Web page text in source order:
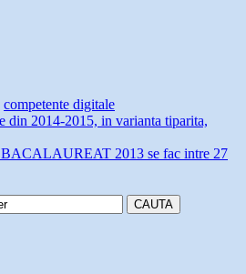
competente digitale
din 2014-2015, in varianta tiparita,
BACALAUREAT 2013 se fac intre 27